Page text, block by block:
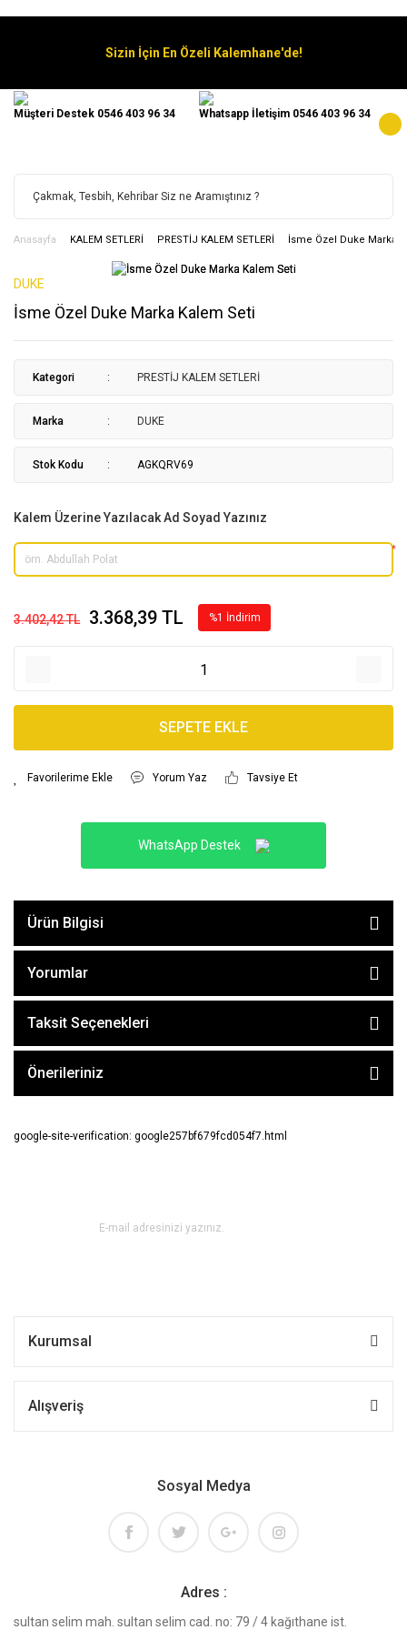
Sizin İçin En Özeli Kalemhane'de!
Müşteri Destek 0546 403 96 34 Whatsapp İletişim 0546 403 96 34
Anasayfa KALEM SETLERİ PRESTİJ KALEM SETLERİ İsme Özel Duke Marka
DUKE
İsme Özel Duke Marka Kalem Seti
Kategori PRESTİJ KALEM SETLERİ
Marka DUKE
Stok Kodu AGKQRV69
Kalem Üzerine Yazılacak Ad Soyad Yazınız
*
3.402,42 TL 3.368,39 TL %1 İndirim
SEPETE EKLE
Yorum Yaz Tavsiye Et
WhatsApp Destek
Ürün Bilgisi
Yorumlar
Taksit Seçenekleri
Önerileriniz
google-site-verification: google257bf679fcd054f7.html
Kurumsal
Alışveriş
Sosyal Medya
Adres :
sultan selim mah. sultan selim cad. no: 79 / 4 kağıthane ist.